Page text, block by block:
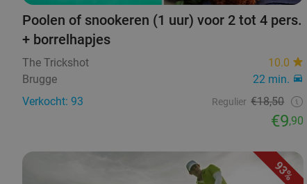
Poolen of snookeren (1 uur) voor 2 tot 4 pers.
+ borrelhapjes
The Trickshot
10.0
Brugge
22 min.
Verkocht: 93
Regulier €18,50
€9,90
93%